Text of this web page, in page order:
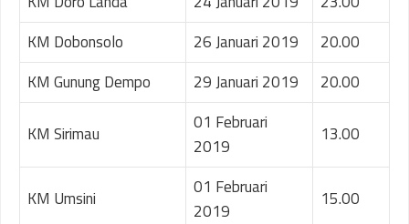
KM Dobonsolo
26 Januari 2019
20.00
KM Gunung Dempo
29 Januari 2019 20.00
KM Sirimau
01 Februari
2019
13.00
KM Umsini
01 Februari
2019
15.00